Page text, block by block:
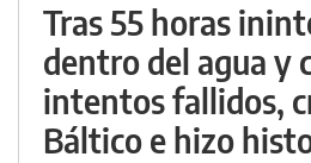
Tras 55 horas
dentro del agua y
intentos fallidos,
Báltico e hizo